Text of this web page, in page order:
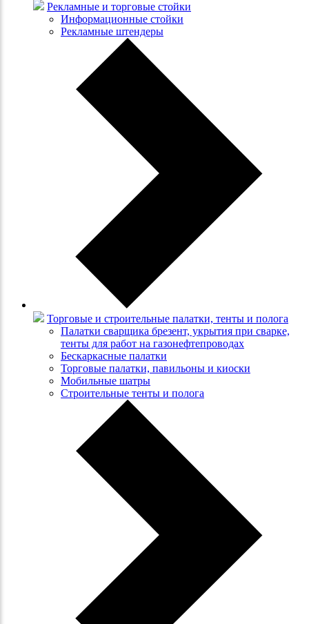
Рекламные и торговые стойки
Информационные стойки
Рекламные штендеры
Торговые и строительные палатки, тенты и полога
Палатки сварщика брезент, укрытия при сварке,
тенты для работ на газонефтепроводах
Бескаркасные палатки
Торговые палатки, павильоны и киоски
Мобильные шатры
Строительные тенты и полога